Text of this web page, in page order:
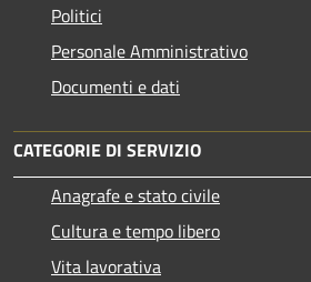
Politici
Personale Amministrativo
Documenti e dati
CATEGORIE DI SERVIZIO
Anagrafe e stato civile
Cultura e tempo libero
Vita lavorativa